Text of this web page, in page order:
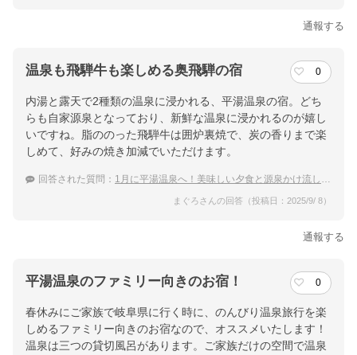
通報する
温泉も飛騨牛も楽しめる奥飛騨の宿 0
内湯と露天で2種類の温泉に浸かれる、平湯温泉の宿。どち
らも自家源泉となっており、新鮮な温泉に浸かれるのが嬉し
いですね。脂ののった飛騨牛は囲炉裏焼で、炭の香りまで楽
しめて、好みの焼き加減でいただけます。
回答された質問： 1月に平湯温泉へ！美味しい夕食と源泉かけ流しの湯を堪能できる宿を教えて！
まぐろさんの回答（投稿日：2025/9/ 8）
通報する
平湯温泉のファミリー向きのお宿！ 0
春休みにご家族で岐阜県に行く時に、のんびり温泉旅行を楽
しめるファミリー向きのお宿なので、オススメいたします！
温泉は三つの貸切風呂があります。ご家族だけの空間で温泉